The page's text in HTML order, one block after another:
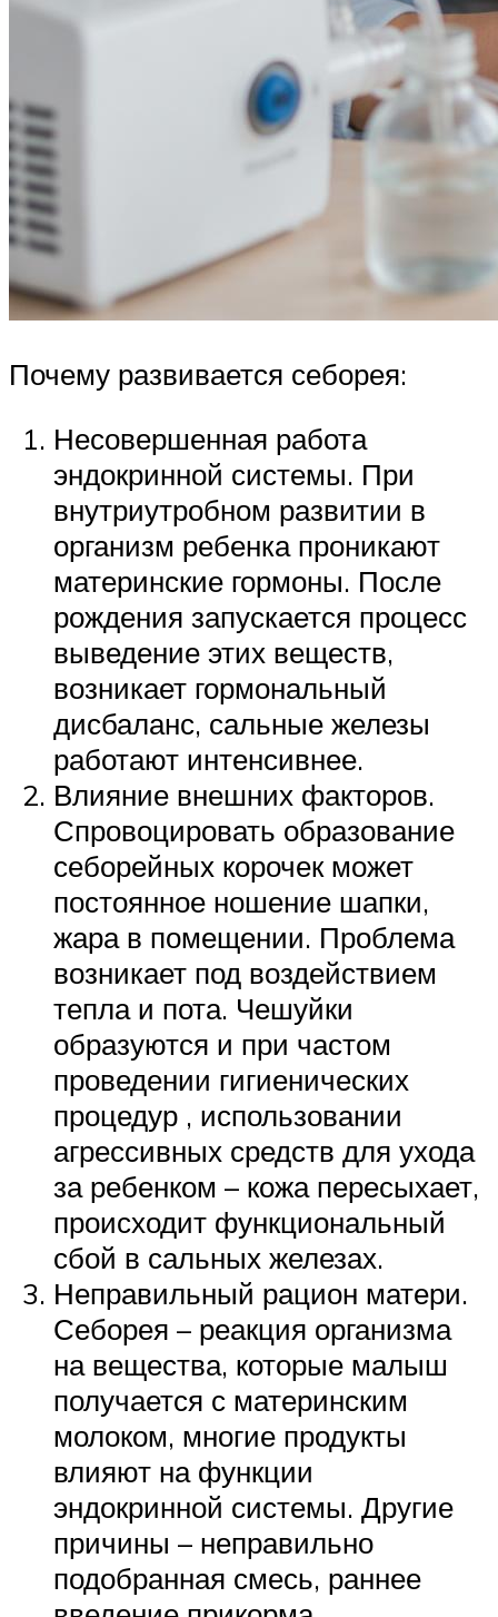
Почему развивается себорея:
Несовершенная работа
эндокринной системы. При
внутриутробном развитии в
организм ребенка проникают
материнские гормоны. После
рождения запускается процесс
выведение этих веществ,
возникает гормональный
дисбаланс, сальные железы
работают интенсивнее.
Влияние внешних факторов.
Спровоцировать образование
себорейных корочек может
постоянное ношение шапки,
жара в помещении. Проблема
возникает под воздействием
тепла и пота. Чешуйки
образуются и при частом
проведении гигиенических
процедур , использовании
агрессивных средств для ухода
за ребенком – кожа пересыхает,
происходит функциональный
сбой в сальных железах.
Неправильный рацион матери.
Себорея – реакция организма
на вещества, которые малыш
получается с материнским
молоком, многие продукты
влияют на функции
эндокринной системы. Другие
причины – неправильно
подобранная смесь, раннее